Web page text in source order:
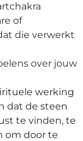
of
die verwerkt
over jouw
werking
dat de steen
te vinden, te
om door te